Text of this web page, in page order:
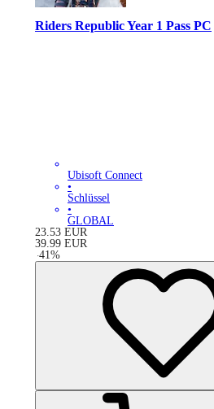
Riders Republic Year 1 Pass PC
Ubisoft Connect
•
Schlüssel
•
GLOBAL
23.53 EUR
39.99 EUR
-41%